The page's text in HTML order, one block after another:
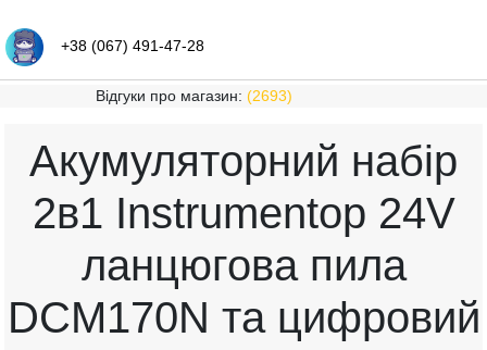
+38 (067) 491-47-28
Відгуки про магазин: (2693)
Акумуляторний набір
2в1 Instrumentop 24V
ланцюгова пила
DCM170N та цифровий